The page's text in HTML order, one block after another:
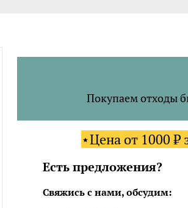
Покупаем отходы
⋆Цена от 1000 ₽
Есть предложения?
Свяжись с нами, обсудим: